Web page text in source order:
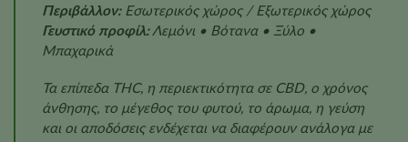
Περιβάλλον:Εσωτερικός χώρος / Εξωτερικός χώρος
Γευστικό προφίλ:Λεμόνι • Βότανα • Ξύλο •
Μπαχαρικά
Τα επίπεδα THC, η περιεκτικότητα σε CBD, ο χρόνος
άνθησης, το μέγεθος του φυτού, το άρωμα, η γεύση
και οι αποδόσεις ενδέχεται να διαφέρουν ανάλογα με